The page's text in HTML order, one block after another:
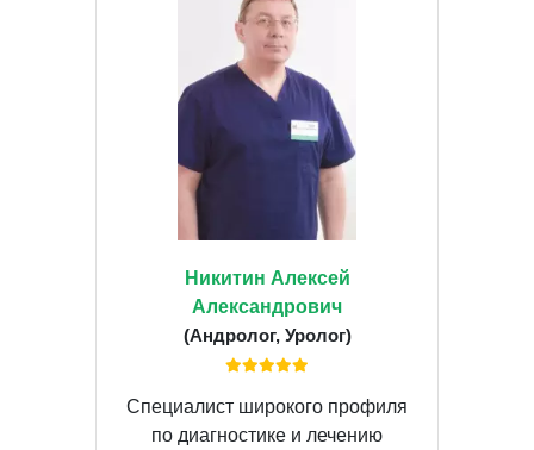
Никитин Алексей
Александрович
(Андролог, Уролог)
Специалист широкого профиля
по диагностике и лечению